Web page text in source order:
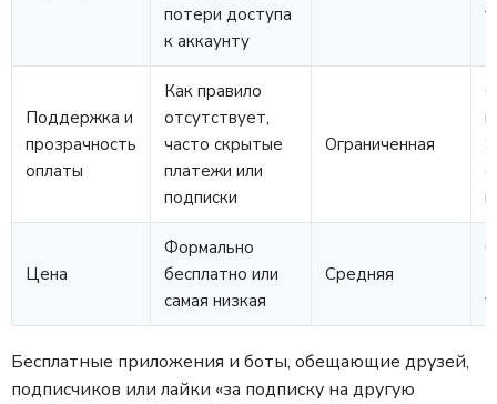
потери доступа
к аккаунту
Поддержка и
прозрачность
оплаты
Как правило
отсутствует,
часто скрытые
платежи или
подписки
Ограниченная
Цена
Формально
бесплатно или
самая низкая
Средняя
Бесплатные приложения и боты, обещающие друзей,
подписчиков или лайки «за подписку на другую